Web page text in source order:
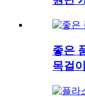
좋은
목걸이